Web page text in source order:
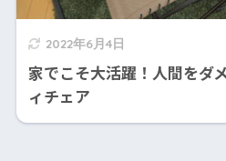
2022年6月4日
家でこそ大活躍！人間をダ
ィチェア